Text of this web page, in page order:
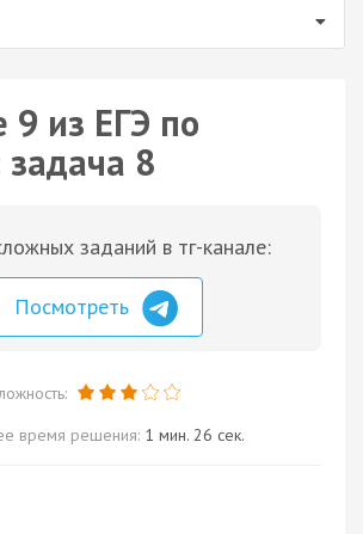
9 из ЕГЭ по
8
заданий в тг-канале:
Посмотреть
время решения: 1 мин. 26 сек.